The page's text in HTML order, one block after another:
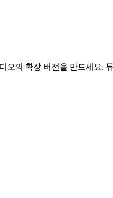
의 확장 버전을 만드세요.